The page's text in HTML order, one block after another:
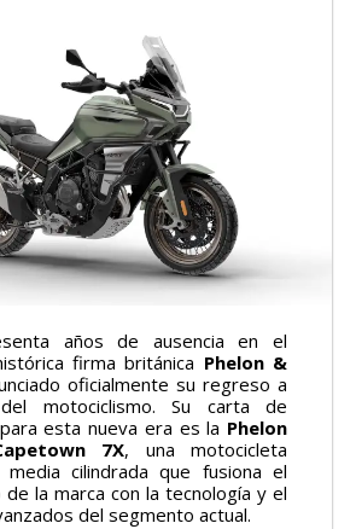
años de ausencia en el
firma británica Phelon &
oficialmente su regreso a
motociclismo. Su carta de
esta nueva era es la Phelon
7X, una motocicleta
cilindrada que fusiona el
de la marca con la tecnología y el
del segmento actual.